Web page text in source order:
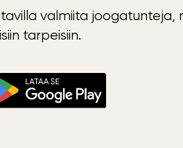
valmiita
tarpeisiin.